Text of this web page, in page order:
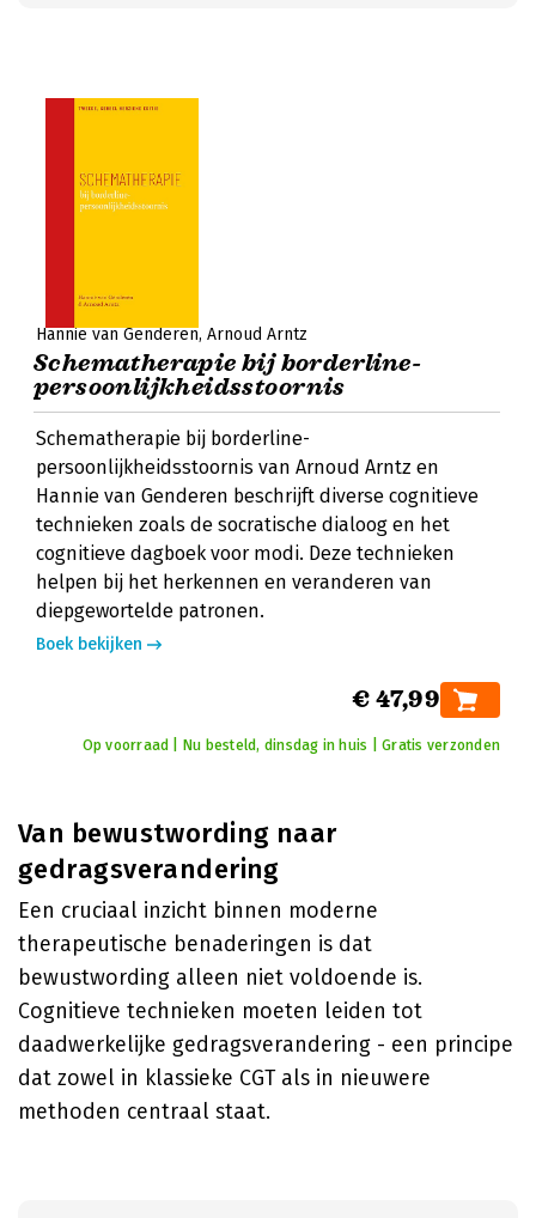
Hannie van Genderen Arnoud Arntz
Schematherapie bij borderline-
persoonlijkheidsstoornis
Schematherapie bij borderline-
persoonlijkheidsstoornis van Arnoud Arntz en
Hannie van Genderen beschrijft diverse cognitieve
technieken zoals de socratische dialoog en het
cognitieve dagboek voor modi. Deze technieken
helpen bij het herkennen en veranderen van
diepgewortelde patronen.
Boek bekijken
€ 47,99
Op voorraad | Nu besteld, dinsdag in huis | Gratis verzonden
Van bewustwording naar
gedragsverandering
Een cruciaal inzicht binnen moderne
therapeutische benaderingen is dat
bewustwording alleen niet voldoende is.
Cognitieve technieken moeten leiden tot
daadwerkelijke gedragsverandering - een principe
dat zowel in klassieke CGT als in nieuwere
methoden centraal staat.